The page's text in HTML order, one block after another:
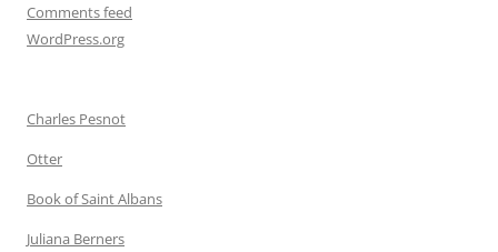
Comments feed
WordPress.org
Charles Pesnot
Otter
Book of Saint Albans
Juliana Berners